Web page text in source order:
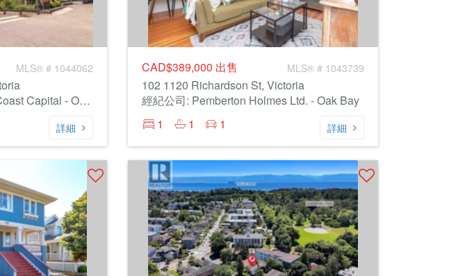
MLS® # 1044062
經紀公司: Royal LePage Coast Capital - Oak Bay
詳細
CAD$389,000 出售 MLS® # 1043739
102 1120 Richardson St, Victoria
經紀公司: Pemberton Holmes Ltd. - Oak Bay
1
1 1 詳細